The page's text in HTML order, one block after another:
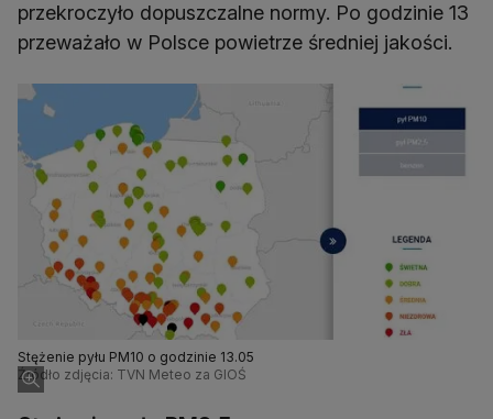
przekroczyło dopuszczalne normy. Po godzinie 13
przeważało w Polsce powietrze średniej jakości.
Stężenie pyłu PM10 o godzinie 13.05
Źródło zdjęcia: TVN Meteo za GIOŚ